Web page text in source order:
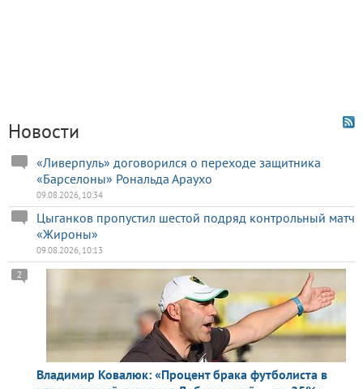
Новости
«Ливерпуль» договорился о переходе защитника
«Барселоны» Рональда Араухо
09.08.2026, 10:34
Цыганков пропустил шестой подряд контрольный матч
«Жироны»
09.08.2026, 10:13
Владимир Ковалюк: «Процент брака футболиста в
2